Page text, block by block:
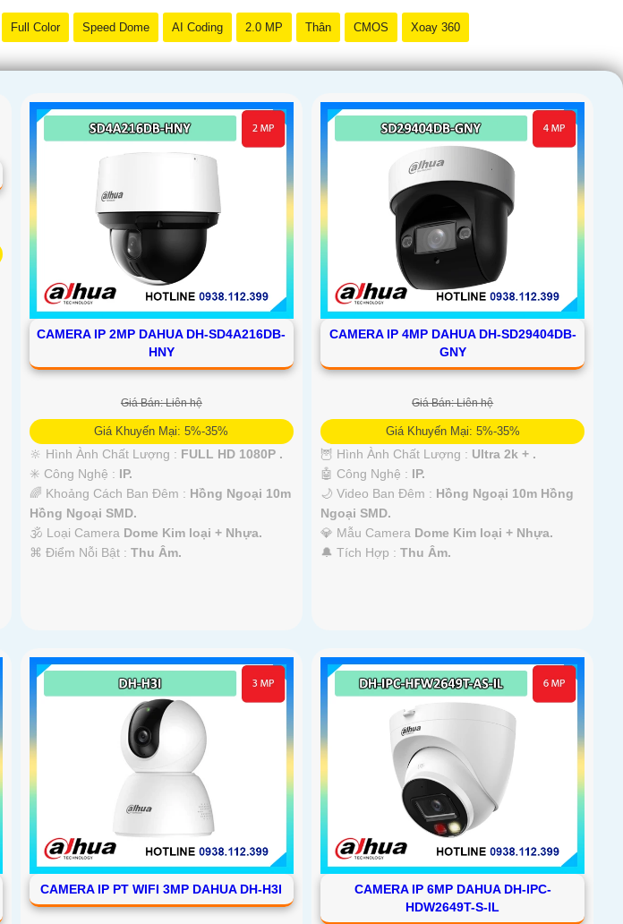
Full Color Speed Dome AI Coding 2.0 MP Thân CMOS Xoay 360
CAMERA IP 2MP DAHUA DH-SD4A216DB-
HNY
Giá Bán: Liên hệ
Giá Khuyến Mại: 5%-35%
🔆 Hình Ành Chất Lượng : FULL HD 1080P .
✳️ Công Nghệ : IP.
🌈 Khoảng Cách Ban Đêm : Hồng Ngoại 10m
Hồng Ngoại SMD.
🕉️ Loại Camera Dome Kim loại + Nhựa.
️⌘ Điểm Nỗi Bật : Thu Âm.
CAMERA IP 4MP DAHUA DH-SD29404DB-
GNY
Giá Bán: Liên hệ
Giá Khuyến Mại: 5%-35%
🦉 Hình Ành Chất Lượng : Ultra 2k + .
🤖️ Công Nghệ : IP.
🌙 Video Ban Đêm : Hồng Ngoại 10m Hồng
Ngoại SMD.
💎 Mẫu Camera Dome Kim loại + Nhựa.
️🔔 Tích Hợp :Thu Âm.
CAMERA IP PT WIFI 3MP DAHUA DH-H3I
CAMERA IP 6MP DAHUA DH-IPC-
HDW2649T-S-IL